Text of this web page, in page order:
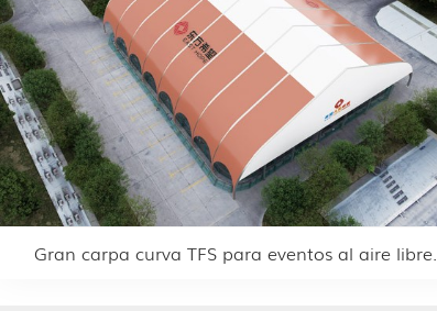
Gran carpa curva TFS para eventos al aire libre.